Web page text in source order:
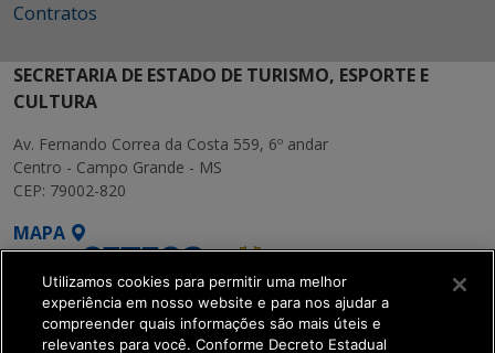
Contratos
SECRETARIA DE ESTADO DE TURISMO, ESPORTE E
CULTURA
Av. Fernando Correa da Costa 559, 6º andar
Centro - Campo Grande - MS
CEP: 79002-820
MAPA
Utilizamos cookies para permitir uma melhor
experiência em nosso website e para nos ajudar a
compreender quais informações são mais úteis e
relevantes para você. Conforme Decreto Estadual